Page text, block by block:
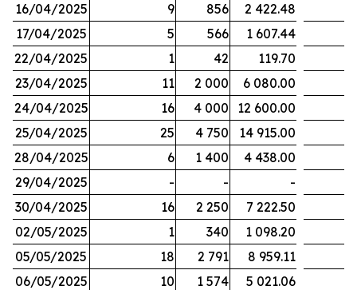
16/04/2025
9 856
2 422.48
17/04/2025
5 566
1 607.44
22/04/2025
1 42
119.70
23/04/2025
11 2 000
6 080.00
24/04/2025
16 4 000
12 600.00
25/04/2025
25 4 750
14 915.00
28/04/2025
6 1 400
4 438.00
29/04/2025
- -
-
30/04/2025
16 2 250
7 222.50
02/05/2025
1 340
1 098.20
05/05/2025
18 2 791
8 959.11
06/05/2025
10 1 574
5 021.06